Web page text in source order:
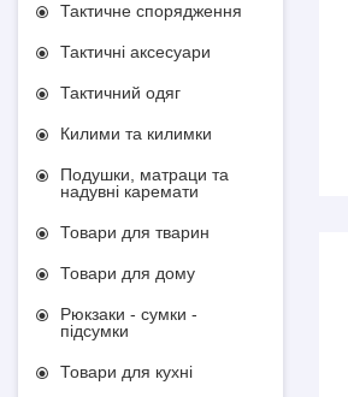
Тактичне спорядження
Тактичні аксесуари
Тактичний одяг
Килими та килимки
Подушки, матраци та
надувні каремати
Товари для тварин
Товари для дому
Рюкзаки - сумки -
підсумки
Товари для кухні